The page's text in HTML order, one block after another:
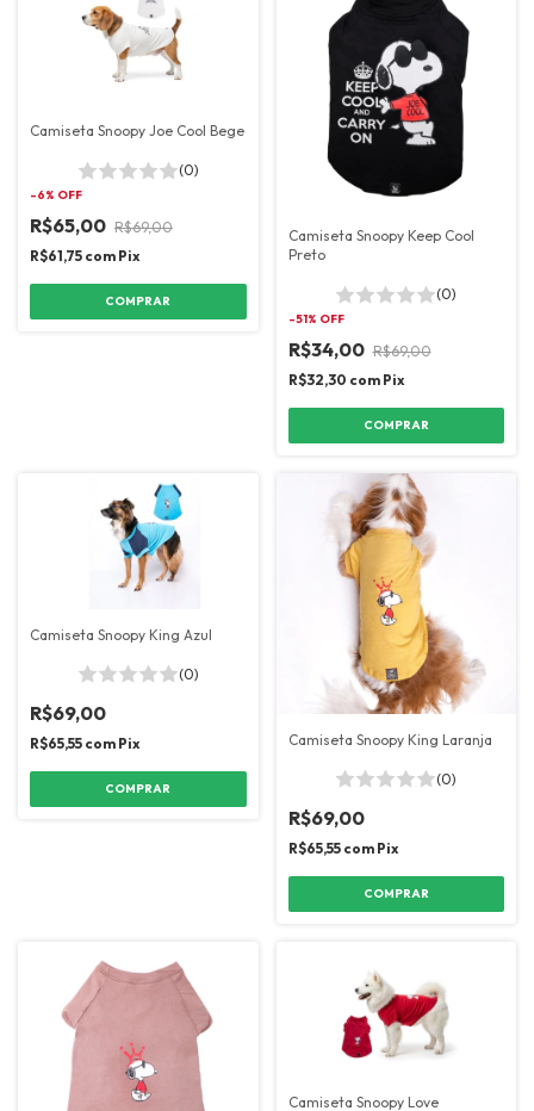
Camiseta Snoopy Joe Cool Bege
(0)
-6% OFF
R$65,00 R$69,00
R$61,75 com Pix
COMPRAR
Camiseta Snoopy Keep Cool
Preto
(0)
-51% OFF
R$34,00 R$69,00
R$32,30 com Pix
COMPRAR
Camiseta Snoopy King Azul
(0)
R$69,00
R$65,55 com Pix
COMPRAR
Camiseta Snoopy King Laranja
(0)
R$69,00
R$65,55 com Pix
COMPRAR
Camiseta Snoopy Love